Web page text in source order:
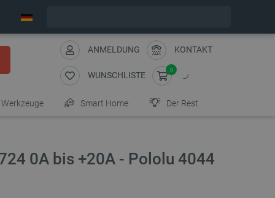
ANMELDUNG KONTAKT
WUNSCHLISTE
0
Werkzeuge Smart Home Der Rest
0A bis +20A - Pololu 4044